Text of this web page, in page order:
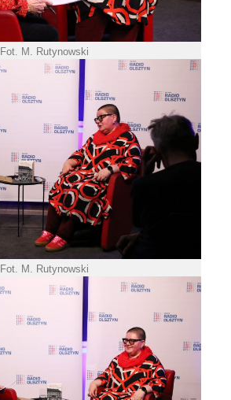
Fot. M. Rutynowski
Fot. M. Rutynowski